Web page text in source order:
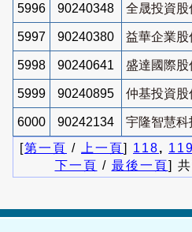
5996 90240348 全晟投資股
5997 90240380 益華企業股
5998 90240641 盛達國際股
5999 90240895 仲基投資股
6000 90242134
宇隆智慧科
[第一頁 / 上一頁] 118, 119
下一頁 / 最後一頁]